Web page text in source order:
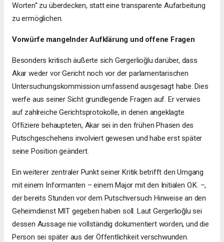
Worten“ zu überdecken, statt eine transparente Aufarbeitung
zu ermöglichen.
Vorwürfe mangelnder Aufklärung und offene Fragen
Besonders kritisch äußerte sich Gergerlioğlu darüber, dass
Akar weder vor Gericht noch vor der parlamentarischen
Untersuchungskommission umfassend ausgesagt habe. Dies
werfe aus seiner Sicht grundlegende Fragen auf. Er verwies
auf zahlreiche Gerichtsprotokolle, in denen angeklagte
Offiziere behaupteten, Akar sei in den frühen Phasen des
Putschgeschehens involviert gewesen und habe erst später
seine Position geändert.
Ein weiterer zentraler Punkt seiner Kritik betrifft den Umgang
mit einem Informanten – einem Major mit den Initialen O.K. –,
der bereits Stunden vor dem Putschversuch Hinweise an den
Geheimdienst MIT gegeben haben soll. Laut Gergerlioğlu sei
dessen Aussage nie vollständig dokumentiert worden, und die
Person sei später aus der Öffentlichkeit verschwunden.